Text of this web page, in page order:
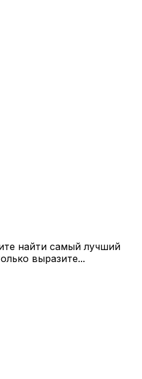
найти самый лучший
выразите...